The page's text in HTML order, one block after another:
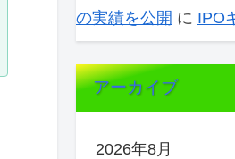
の実績を公開 に IPO
アーカイブ
2026年8月